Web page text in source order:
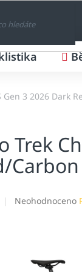
Gen 3 2026 Dark
Trek
Průměrné
Neohodnoceno